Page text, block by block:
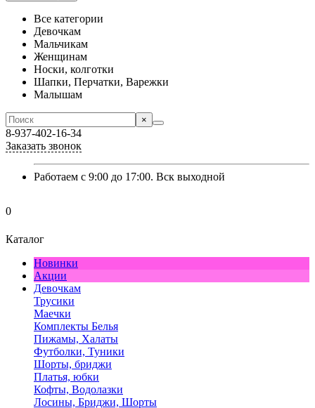
Все категории
Девочкам
Мальчикам
Женщинам
Носки, колготки
Шапки, Перчатки, Варежки
Малышам
×
8-937-402-16-34
Заказать звонок
Работаем с 9:00 до 17:00. Вск выходной
0
Каталог
Новинки
Акции
Девочкам
Трусики
Маечки
Комплекты Белья
Пижамы, Халаты
Футболки, Туники
Шорты, бриджи
Платья, юбки
Кофты, Водолазки
Лосины, Бриджи, Шорты